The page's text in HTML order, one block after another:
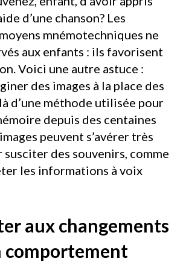
d’une chanson? Les
mnémotechniques ne
aux enfants : ils favorisent
Voici une autre astuce :
des images à la place des
d’une méthode utilisée pour
depuis des centaines
peuvent s’avérer très
des souvenirs, comme
les informations à voix
aux changements
comportement